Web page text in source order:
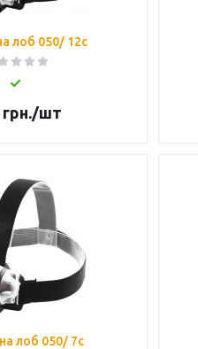
лоб 050/ 12c
/шт
лоб 050/ 7c